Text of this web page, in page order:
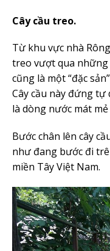
Cây cầu treo.
Từ khu vực nhà
treo vượt qua những
cũng là một “đặc
Cây cầu này đứng
là dòng nước mát
Bước chân lên cây
như đang bước đi
miền Tây Việt Nam.